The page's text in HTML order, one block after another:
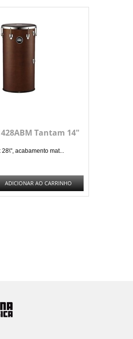
Tantam 14"
28\", acabamento mat...
ADICIONAR AO CARRINHO